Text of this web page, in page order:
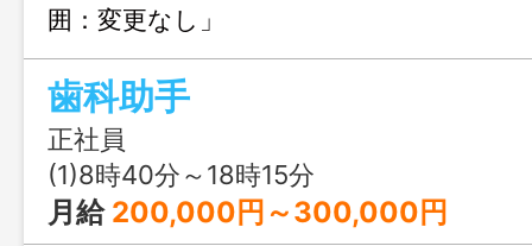
囲：変更なし」
歯科助手
正社員
(1)8時40分～18時15分
月給 200,000円～300,000円